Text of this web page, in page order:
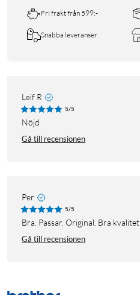
Fri frakt från 599:-
Snabba leveranser
Leif R
5/5
Nöjd
Gå till recensionen
Per
5/5
Bra. Passar. Original. Bra kvalitet
Gå till recensionen